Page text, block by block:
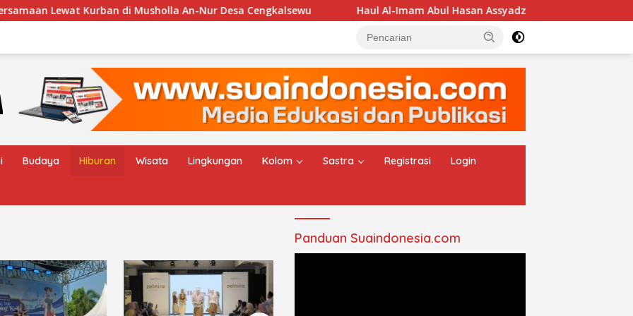
di Musholla An-Nur Desa Cengkalsewu Haul Al-Imam Abul Hasan Assyadzali RA, Jam’iyah Thoriqoh
Budaya Hiburan Wisata Lingkungan Kolom Sastra Registrasi Login
Panduan Suaindonesia.com